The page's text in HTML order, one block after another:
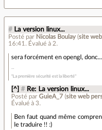
# La version linux...
Posté par Nicolas Boulay (site
16:41 . Évalué à 2.
sera forcément en opengl, donc...
"La première sécurité est la liberté"
[^] # Re: La version linux...
Posté parGuieA_7 (site web
Évalué à 3.
Ben faut quand même
le traduire !! :)